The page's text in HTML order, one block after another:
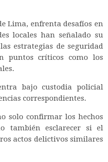
Lima, enfrenta desafíos en
locales han señalado su
estrategias de seguridad
puntos críticos como los
bajo custodia policial
correspondientes.
solo confirmar los hechos
también esclarecer si el
actos delictivos similares